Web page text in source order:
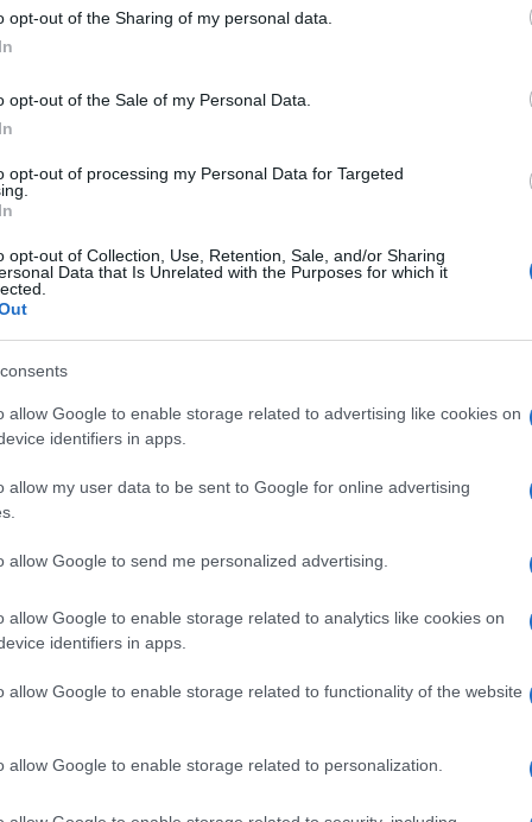
opt-out of the Sharing of my personal data.
opt-out of the Sale of my Personal Data.
opt-out of processing my Personal Data for Targeted
opt-out of Collection, Use, Retention, Sale, and/or Sharing
Data that Is Unrelated with the Purposes for which it
allow Google to enable storage related to advertising like cookies on
identifiers in apps.
allow my user data to be sent to Google for online advertising
allow Google to send me personalized advertising.
allow Google to enable storage related to analytics like cookies on
identifiers in apps.
allow Google to enable storage related to functionality of the website
allow Google to enable storage related to personalization.
è l’applicazione delPrincipio
immediati e straordinari tesi a
al Continente”, fanno sapere da
da e per la Sardegna (
significa garantire a ciascun cittadino che
merci e servizi da/per l’Isola,
partendo dalla propria sede,
con tempi, frequenze e costi coerenti
vigenti sulla “terra ferma”.
una rete integrata di trasporti pubblici
competitiva rispetto al trasporto
di considerare aspetti sociali e
puntando verso un’energia a basse
Tuttavia, attualmente, la maggior
proviene ancora da fonti fossili,
verso fonti più sostenibili.
“l’abnorme incremento del costo delle
messo in pratica importanti azioni di
i rappresentanti dei commercianti –
nuove forme di
dei contratti. Tra i tanti strumenti,
opportunità che permette di migliorare
collettività, ridurre i costi in bolletta,
sostenibili e accedere agli incentivi